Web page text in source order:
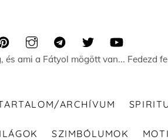
és ami a Fátyol mögött van... Fedezd
ARCHÍVUM
SZIMBÓLUMOK